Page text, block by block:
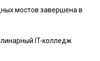
мостов завершена в
IT-колледж